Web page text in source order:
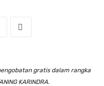
gratis dalam rangka
KARINDRA.